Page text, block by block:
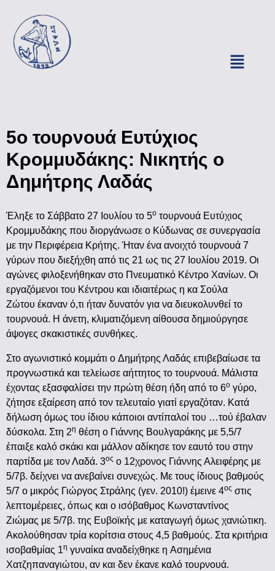
5ο τουρνουά Ευτύχιος
Κρομμυδάκης: Νικητής ο
Δημήτρης Λαδάς
Έληξε το Σάββατο 27 Ιουλίου το 5ο τουρνουά Ευτύχιος
Κρομμυδάκης που διοργάνωσε ο Κύδωνας σε συνεργασία
με την Περιφέρεια Κρήτης. Ήταν ένα ανοιχτό τουρνουά 7
γύρων που διεξήχθη από τις 21 ως τις 27 Ιουλίου 2019. Οι
αγώνες φιλοξενήθηκαν στο Πνευματικό Κέντρο Χανίων. Οι
εργαζόμενοι του Κέντρου και ιδιαιτέρως η κα Σούλα
Ζώτου έκαναν ό,τι ήταν δυνατόν για να διευκολυνθεί το
τουρνουά. Η άνετη, κλιματιζόμενη αίθουσα δημιούργησε
άψογες σκακιστικές συνθήκες.
Στο αγωνιστικό κομμάτι ο Δημήτρης Λαδάς επιβεβαίωσε τα
προγνωστικά και τελείωσε αήττητος το τουρνουά. Μάλιστα
έχοντας εξασφαλίσει την πρώτη θέση ήδη από το 6ο γύρο,
ζήτησε εξαίρεση από τον τελευταίο γιατί εργαζόταν. Κατά
δήλωση όμως του ίδιου κάποιοι αντίπαλοί του …τού έβαλαν
δύσκολα. Στη 2η θέση ο Γιάννης Βουλγαράκης με 5,5/7
έπαιξε καλό σκάκι και μάλλον αδίκησε τον εαυτό του στην
παρτίδα με τον Λαδά. 3ος ο 12χρονος Γιάννης Αλειφέρης με
5/7β. δείχνει να ανεβαίνει συνεχώς. Με τους ίδιους βαθμούς
5/7 ο μικρός Γιώργος Στράλης (γεν. 2010!) έμεινε 4ος στις
λεπτομέρειες, όπως και ο ισόβαθμος Κωνσταντίνος
Ζιώμας με 5/7β. της Ευβοϊκής με καταγωγή όμως χανιώτικη.
Ακολούθησαν τρία κορίτσια στους 4,5 βαθμούς. Στα κριτήρια
ισοβαθμίας 1η γυναίκα αναδείχθηκε η Ασημένια
Χατζηπαναγιώτου, αν και δεν έκανε καλό τουρνουά.